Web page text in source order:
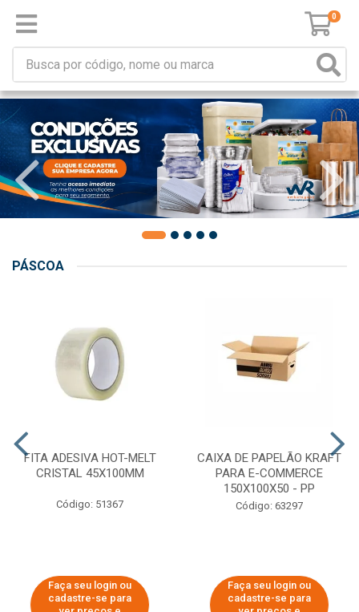
0
PÁSCOA
FITA ADESIVA HOT-MELT
CRISTAL 45X100MM
Código: 51367
Faça seu login ou
cadastre-se para
CAIXA DE PAPELÃO KRAFT
PARA E-COMMERCE
150X100X50 - PP
Código: 63297
Faça seu login ou
cadastre-se para